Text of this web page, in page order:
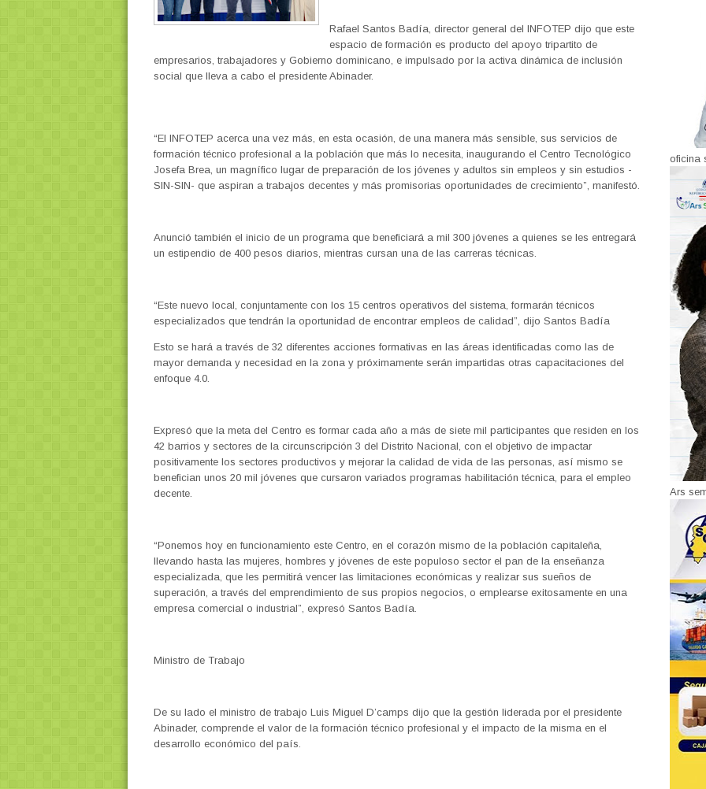
Rafael Santos Badía, director general del INFOTEP dijo que este
espacio de formación es producto del apoyo tripartito de
empresarios, trabajadores y Gobierno dominicano, e impulsado por la activa dinámica de inclusión
social que lleva a cabo el presidente Abinader.
“El INFOTEP acerca una vez más, en esta ocasión, de una manera más sensible, sus servicios de
formación técnico profesional a la población que más lo necesita, inaugurando el Centro Tecnológico
Josefa Brea, un magnífico lugar de preparación de los jóvenes y adultos sin empleos y sin estudios -
SIN-SIN- que aspiran a trabajos decentes y más promisorias oportunidades de crecimiento”, manifestó.
Anunció también el inicio de un programa que beneficiará a mil 300 jóvenes a quienes se les entregará
un estipendio de 400 pesos diarios, mientras cursan una de las carreras técnicas.
“Este nuevo local, conjuntamente con los 15 centros operativos del sistema, formarán técnicos
especializados que tendrán la oportunidad de encontrar empleos de calidad”, dijo Santos Badía
Esto se hará a través de 32 diferentes acciones formativas en las áreas identificadas como las de
mayor demanda y necesidad en la zona y próximamente serán impartidas otras capacitaciones del
enfoque 4.0.
Expresó que la meta del Centro es formar cada año a más de siete mil participantes que residen en los
42 barrios y sectores de la circunscripción 3 del Distrito Nacional, con el objetivo de impactar
positivamente los sectores productivos y mejorar la calidad de vida de las personas, así mismo se
benefician unos 20 mil jóvenes que cursaron variados programas habilitación técnica, para el empleo
decente.
“Ponemos hoy en funcionamiento este Centro, en el corazón mismo de la población capitaleña,
llevando hasta las mujeres, hombres y jóvenes de este populoso sector el pan de la enseñanza
especializada, que les permitirá vencer las limitaciones económicas y realizar sus sueños de
superación, a través del emprendimiento de sus propios negocios, o emplearse exitosamente en una
empresa comercial o industrial”, expresó Santos Badía.
Ministro de Trabajo
De su lado el ministro de trabajo Luis Miguel D’camps dijo que la gestión liderada por el presidente
Abinader, comprende el valor de la formación técnico profesional y el impacto de la misma en el
desarrollo económico del país.
oficina
Ars